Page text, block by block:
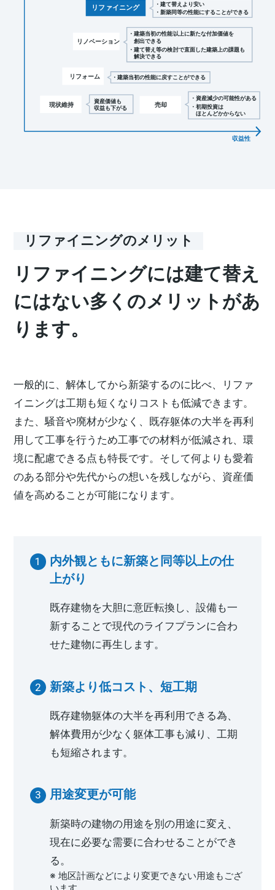
リファイニングのメリット
リファイニングには建て替え
にはない多くのメリットがあ
ります。
一般的に、解体してから新築するのに比べ、リファ
イニングは工期も短くなりコストも低減できます。
また、騒音や廃材が少なく、既存躯体の大半を再利
用して工事を行うため工事での材料が低減され、環
境に配慮できる点も特長です。そして何よりも愛着
のある部分や先代からの想いを残しながら、資産価
値を高めることが可能になります。
内外観ともに新築と同等以上の仕
上がり
既存建物を大胆に意匠転換し、設備も一
新することで現代のライフプランに合わ
せた建物に再生します。
新築より低コスト、短工期
既存建物躯体の大半を再利用できる為、
解体費用が少なく躯体工事も減り、工期
も短縮されます。
用途変更が可能
新築時の建物の用途を別の用途に変え、
現在に必要な需要に合わせることができ
る。
※ 地区計画などにより変更できない用途もござ